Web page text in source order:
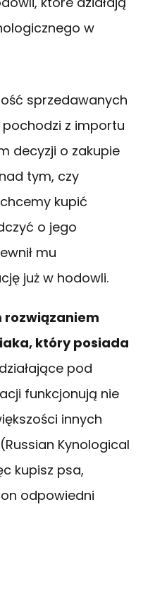
w
sprzedawanych
z importu
decyzji o zakupie
tym, czy
kupić
o jego
mu
już w hodowli.
rozwiązaniem
który posiada
pod
funkcjonują nie
innych
Kynological
kupisz psa,
odpowiedni